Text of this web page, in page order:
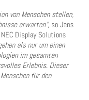
von Menschen stellen,
erwarten“, so Jens
Display Solutions
als nur um einen
im gesamten
Erlebnis. Dieser
für den